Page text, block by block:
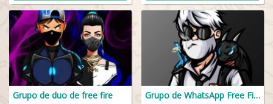
Grupo de duo de free fire Grupo de WhatsApp Free Fire Grátis 🎮